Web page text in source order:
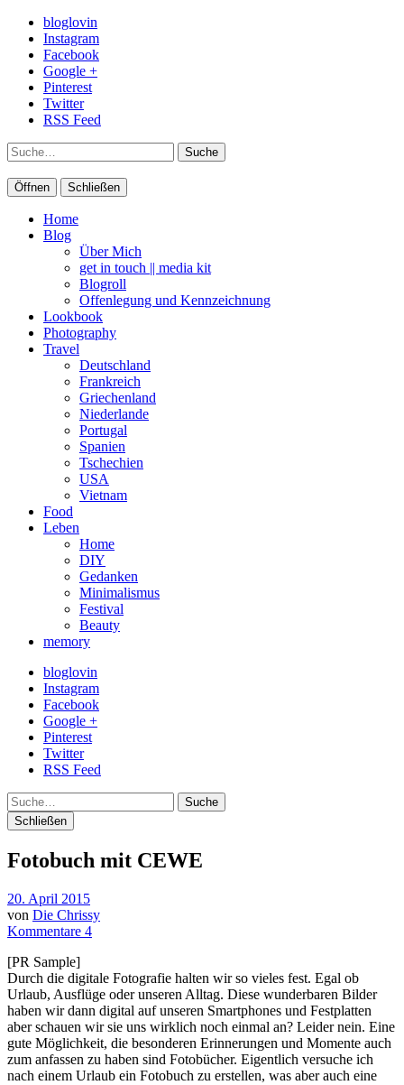
bloglovin
Instagram
Facebook
Google +
Pinterest
Twitter
RSS Feed
Suche
Öffnen Schließen
Home
Blog
Über Mich
get in touch || media kit
Blogroll
Offenlegung und Kennzeichnung
Lookbook
Photography
Travel
Deutschland
Frankreich
Griechenland
Niederlande
Portugal
Spanien
Tschechien
USA
Vietnam
Food
Leben
Home
DIY
Gedanken
Minimalismus
Festival
Beauty
memory
bloglovin
Instagram
Facebook
Google +
Pinterest
Twitter
RSS Feed
Suche
Schließen
Fotobuch mit CEWE
20. April 2015
von Die Chrissy
Kommentare 4
[PR Sample]
Durch die digitale Fotografie halten wir so vieles fest. Egal ob
Urlaub, Ausflüge oder unseren Alltag. Diese wunderbaren Bilder
haben wir dann digital auf unseren Smartphones und Festplatten
aber schauen wir sie uns wirklich noch einmal an? Leider nein. Eine
gute Möglichkeit, die besonderen Erinnerungen und Momente auch
zum anfassen zu haben sind Fotobücher. Eigentlich versuche ich
nach einem Urlaub ein Fotobuch zu erstellen, was aber auch eine